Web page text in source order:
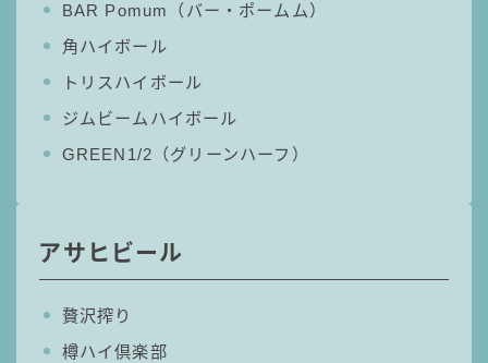
コラム
お問い合わせ
BAR Pomum（バー・ポームム）
角ハイボール
トリスハイボール
ジムビームハイボール
GREEN1/2（グリーンハーフ）
アサヒビール
贅沢搾り
樽ハイ倶楽部